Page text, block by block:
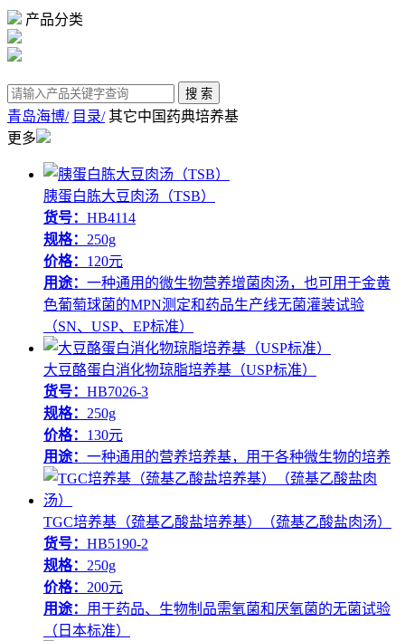
产品分类
青岛海博/ 目录/其它中国药典培养基
更多
胰蛋白胨大豆肉汤（TSB）
货号： HB4114
规格： 250g
价格： 120元
用途： 一种通用的微生物营养增菌肉汤，也可用于金黄
色葡萄球菌的MPN测定和药品生产线无菌灌装试验
（SN、USP、EP标准）
大豆酪蛋白消化物琼脂培养基（USP标准）
货号： HB7026-3
规格： 250g
价格： 130元
用途： 一种通用的营养培养基，用于各种微生物的培养
TGC培养基（巯基乙酸盐培养基）（巯基乙酸盐肉汤）
货号： HB5190-2
规格： 250g
价格： 200元
用途： 用于药品、生物制品需氧菌和厌氧菌的无菌试验
（日本标准）